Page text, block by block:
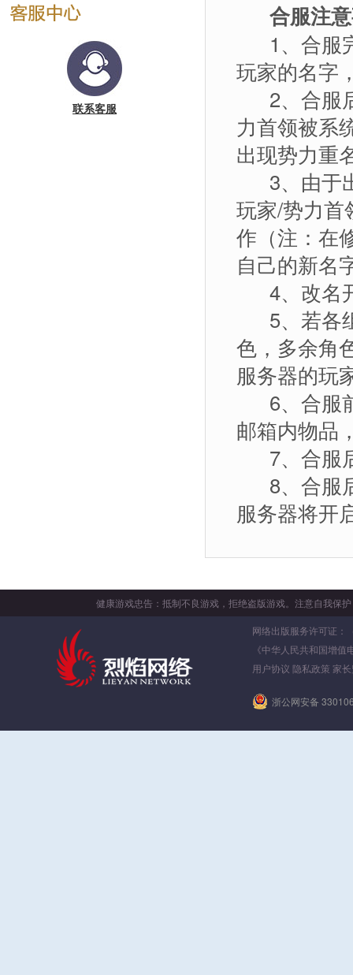
联系客服
合服注
1、合服
玩家的名字
2、合服
力首领被系
出现势力重
3、由于
玩家/势力首
作（注：在
自己的新名
4、改名
5、若各
色，多余角
服务器的玩
6、合服
邮箱内物品
7、合服
8、合服
服务器将开
健康游戏忠告：抵制不良游戏，拒绝盗版游戏。注意自我保
网络出版服务许可证：
《中华人民共和国增
用户协议 隐私政策 家
浙公网安备